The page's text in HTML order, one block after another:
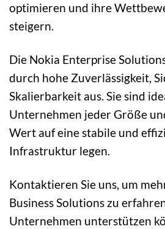
optimieren und ihre
steigern.
Die Nokia Enterprise
durch hohe Zuverlässigkeit,
Skalierbarkeit aus. Sie sind
Unternehmen jeder Größe
Wert auf eine stabile und
Infrastruktur legen.
Kontaktieren Sie uns, um
Business Solutions zu
Unternehmen unterstützen